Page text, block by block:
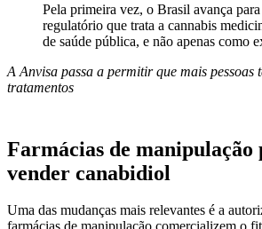
Pela primeira vez, o Brasil avança
regulatório que trata a cannabis
de saúde pública, e não apenas como
A Anvisa passa a permitir que mais pessoas
tratamentos
Farmácias de manipulação
vender canabidiol
Uma das mudanças mais relevantes é a